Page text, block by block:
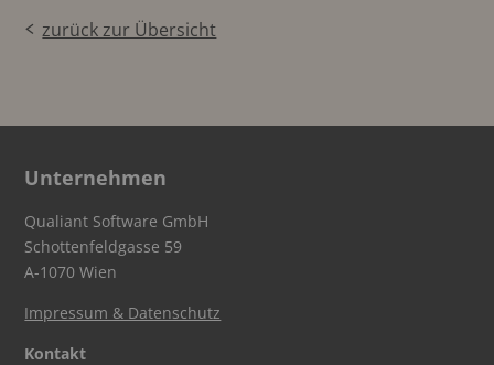
zurück zur Übersicht
Unternehmen
Qualiant Software GmbH
Schottenfeldgasse 59
A-1070 Wien
Impressum & Datenschutz
Kontakt